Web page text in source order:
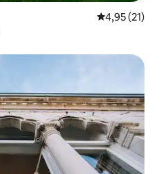
Gemiddelde
4,95 (21)